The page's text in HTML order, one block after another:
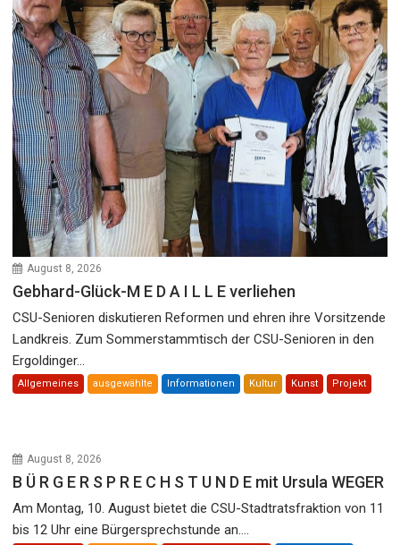
August 8, 2026
Gebhard-Glück-M E D A I L L E verliehen
CSU-Senioren diskutieren Reformen und ehren ihre Vorsitzende
Landkreis. Zum Sommerstammtisch der CSU-Senioren in den
Ergoldinger...
Allgemeines ausgewählte Informationen Kultur Kunst Projekt
August 8, 2026
B Ü R G E R S P R E C H S T U N D E mit Ursula WEGER
Am Montag, 10. August bietet die CSU-Stadtratsfraktion von 11
bis 12 Uhr eine Bürgersprechstunde an....